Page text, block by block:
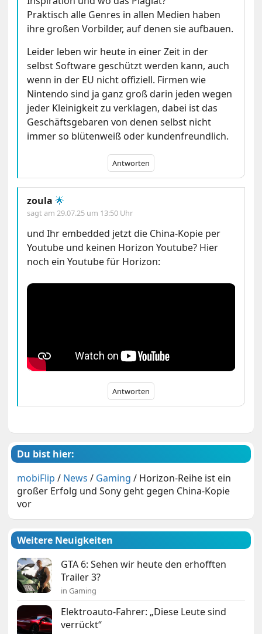
Praktisch alle Genres in allen Medien haben
ihre großen Vorbilder, auf denen sie aufbauen.
Leider leben wir heute in einer Zeit in der
selbst Software geschützt werden kann, auch
wenn in der EU nicht offiziell. Firmen wie
Nintendo sind ja ganz groß darin jeden wegen
jeder Kleinigkeit zu verklagen, dabei ist das
Geschäftsgebaren von denen selbst nicht
immer so blütenweiß oder kundenfreundlich.
Antworten
zoula 🌟
sagt am 29.07.25 um 13:50 Uhr
und Ihr embedded jetzt die China-Kopie per
Youtube und keinen Horizon Youtube? Hier
noch ein Youtube für Horizon:
Antworten
Du bist hier:
mobiFlip / News / Gaming / Horizon-Reihe ist ein
großer Erfolg und Sony geht gegen China-Kopie
vor
Weitere Neuigkeiten
GTA 6: Sehen wir heute den erhofften
Trailer 3?
in Gaming
Elektroauto-Fahrer: „Diese Leute sind
verrückt“